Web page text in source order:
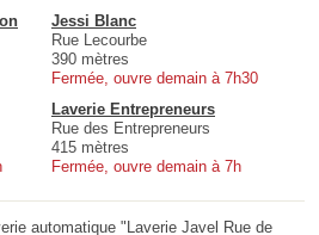
Jessi Blanc
Rue Lecourbe
390 mètres
Fermée, ouvre demain à 7h30
Laverie Entrepreneurs
Rue des Entrepreneurs
415 mètres
Fermée, ouvre demain à 7h
automatique "Laverie Javel Rue de